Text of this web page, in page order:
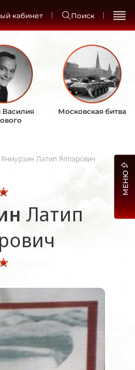
кабинет Поиск
Василия
Московская битва
Янмурзин Латип Яппарович
Латип
МЕНЮ